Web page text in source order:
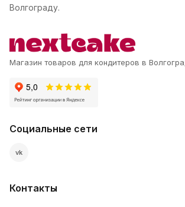
Волгограду.
Магазин товаров для кондитеров в
Социальные сети
vk
Контакты